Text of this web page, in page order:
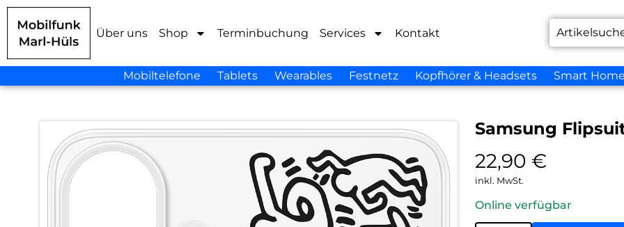
Über uns Shop Terminbuchung Services Kontakt
Mobiltelefone Tablets Wearables Festnetz Kopfhörer & Headsets Smart
Samsung
22,90 €
inkl. MwSt.
Online verfügbar